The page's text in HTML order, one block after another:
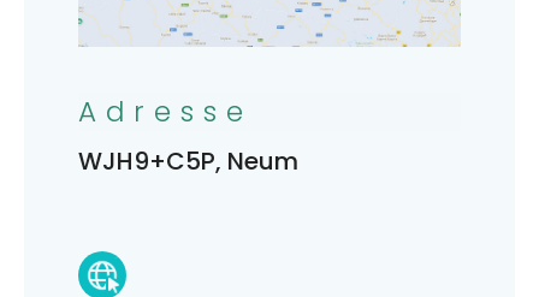
Adresse
WJH9+C5P, Neum